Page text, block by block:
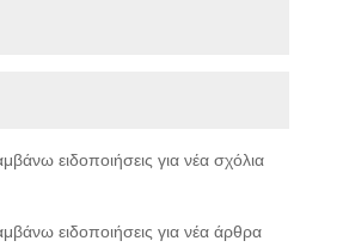
ειδοποιήσεις για νέα σχόλια
ειδοποιήσεις για νέα άρθρα